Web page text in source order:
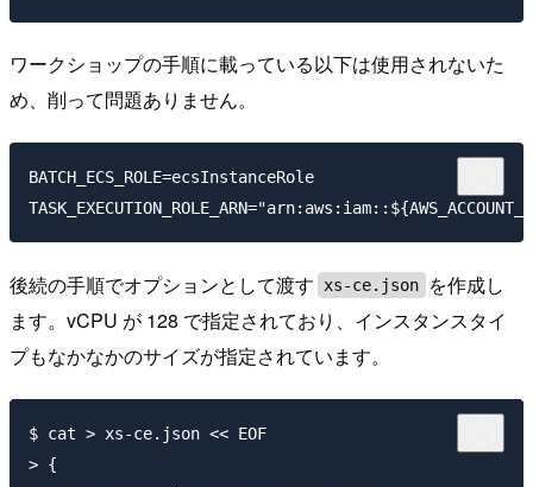
ワークショップの手順に載っている以下は使用されないた
め、削って問題ありません。
BATCH_ECS_ROLE=ecsInstanceRole
後続の手順でオプションとして渡す xs-ce.json
を作成し
ます。vCPU が 128 で指定されており、インスタンスタイ
プもなかなかのサイズが指定されています。
$ cat > xs-ce.json << EOF
> {